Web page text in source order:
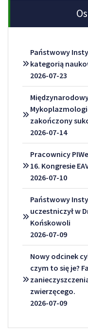
Państwowy
kategorią
2026-07-23
zakończony
2026-07-14
Pracownicy
16. Kongresie
2026-07-10
Państwowy
uczestniczył w
Końskowoli
2026-07-09
Nowy odcinek
czym to się je?
zwierzęcego.
2026-07-09